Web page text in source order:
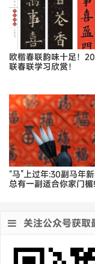
欧楷春联韵味十足！
联春联学习欣赏！
“马”上过年:30副马年新
总有一副适合你家门楣!
关注公众号获取